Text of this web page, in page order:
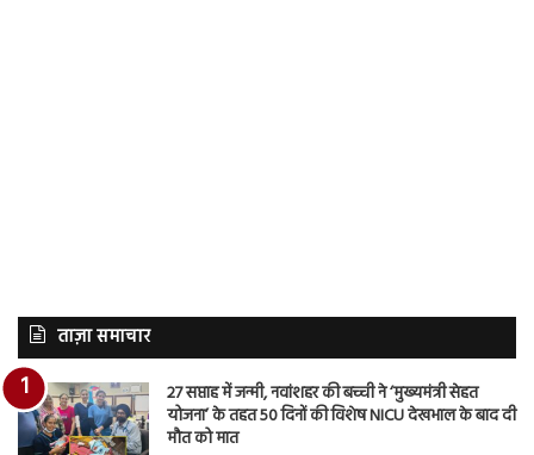
ताज़ा समाचार
27 सप्ताह में जन्मी, नवांशहर की बच्ची ने ‘मुख्यमंत्री सेहत
योजना’ के तहत 50 दिनों की विशेष NICU देखभाल के बाद दी
मौत को मात